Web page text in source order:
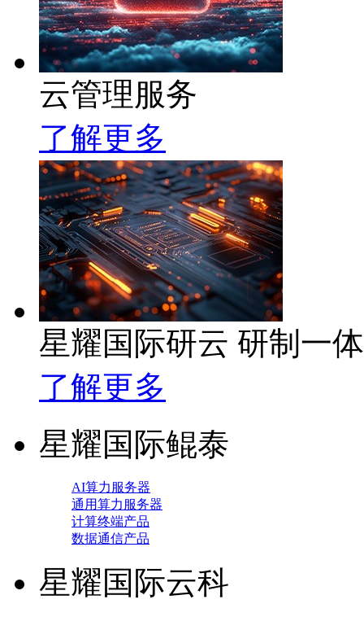
云管理服务
了解更多
星耀国际研云 研制一
了解更多
星耀国际鲲泰
AI算力服务器
通用算力服务器
计算终端产品
数据通信产品
星耀国际云科